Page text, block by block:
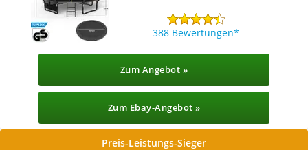
388 Bewertungen
Zum Angebot »
Zum Ebay-Angebot »
Preis-Leistungs-Sieger